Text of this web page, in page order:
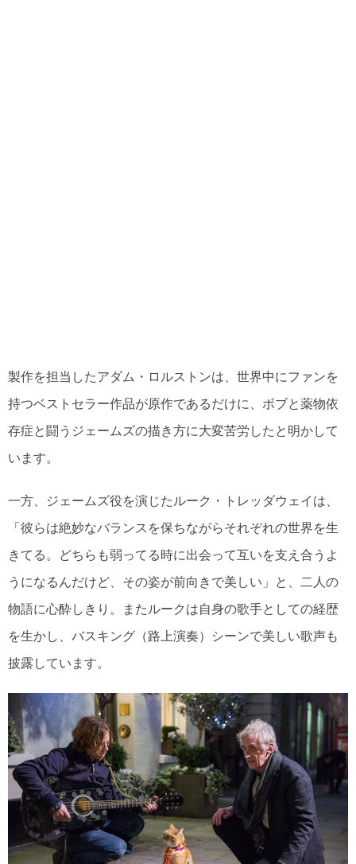
製作を担当したアダム・ロルストンは、世界中にファンを
持つベストセラー作品が原作であるだけに、ボブと薬物依
存症と闘うジェームズの描き方に大変苦労したと明かして
います。
一方、ジェームズ役を演じたルーク・トレッダウェイは、
「彼らは絶妙なバランスを保ちながらそれぞれの世界を生
きてる。どちらも弱ってる時に出会って互いを支え合うよ
うになるんだけど、その姿が前向きで美しい」と、二人の
物語に心酔しきり。またルークは自身の歌手としての経歴
を生かし、バスキング（路上演奏）シーンで美しい歌声も
披露しています。